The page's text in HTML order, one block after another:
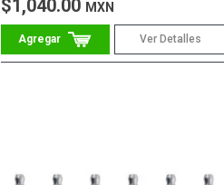
$1,040.00 MXN
Ver Detalles